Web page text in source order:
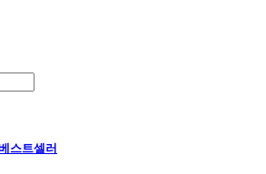
스트셀러